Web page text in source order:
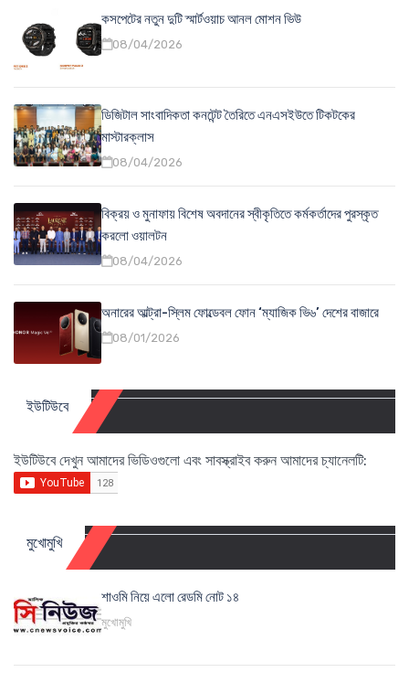
কসপেটের নতুন দুটি স্মার্টওয়াচ আনল মোশন ভিউ
08/04/2026
ডিজিটাল সাংবাদিকতা কনটেন্ট তৈরিতে এনএসইউতে টিকটকের
মাস্টারক্লাস
08/04/2026
বিক্রয় ও মুনাফায় বিশেষ অবদানের স্বীকৃতিতে কর্মকর্তাদের পুরস্কৃত
করলো ওয়ালটন
08/04/2026
অনারের আল্ট্রা-স্লিম ফোল্ডেবল ফোন ‘ম্যাজিক ভি৬’ দেশের বাজারে
08/01/2026
ইউটিউবে
ইউটিউবে দেখুন আমাদের ভিডিওগুলো এবং সাবস্ক্রাইব করুন আমাদের চ্যানেলটি:
মুখোমুখি
শাওমি নিয়ে এলো রেডমি নোট ১৪
মুখোমুখি